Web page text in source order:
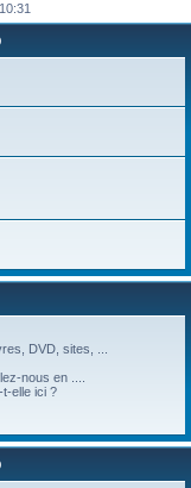
DVD, sites, ...
nous en ....
elle ici ?